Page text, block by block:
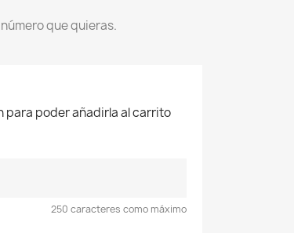
que quieras.
para poder añadirla al carrito
250 caracteres como máximo